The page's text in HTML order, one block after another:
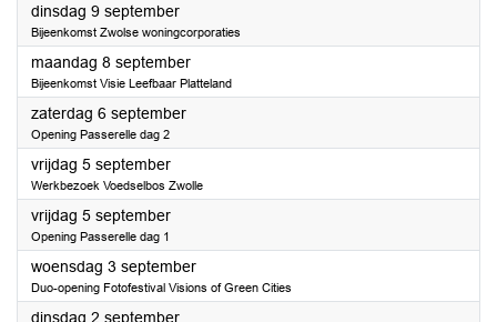
dinsdag 9 september2025
Bijeenkomst Zwolse woningcorporaties
maandag 8 september2025
Bijeenkomst Visie Leefbaar Platteland
zaterdag 6 september2025
Opening Passerelle dag 2
vrijdag 5 september2025
Werkbezoek Voedselbos Zwolle
vrijdag 5 september2025
Opening Passerelle dag 1
woensdag 3 september2025
Duo-opening Fotofestival Visions of Green Cities
dinsdag 2 september2025